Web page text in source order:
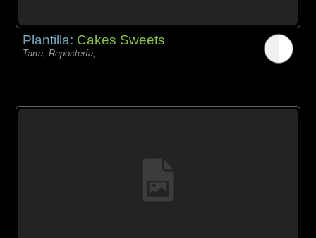
Plantilla: Cakes Sweets
Tarta, Repostería,